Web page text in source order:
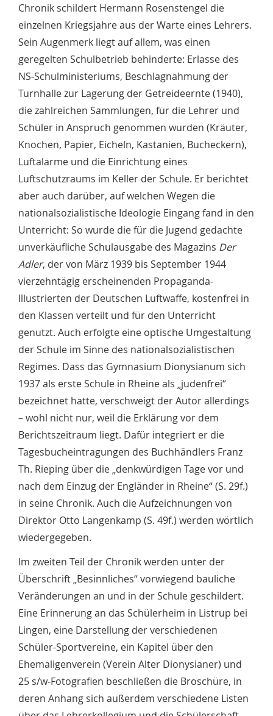
Chronik schildert Hermann Rosenstengel die
einzelnen Kriegsjahre aus der Warte eines Lehrers.
Sein Augenmerk liegt auf allem, was einen
geregelten Schulbetrieb behinderte: Erlasse des
NS-Schulministeriums, Beschlagnahmung der
Turnhalle zur Lagerung der Getreideernte (1940),
die zahlreichen Sammlungen, für die Lehrer und
Schüler in Anspruch genommen wurden (Kräuter,
Knochen, Papier, Eicheln, Kastanien, Bucheckern),
Luftalarme und die Einrichtung eines
Luftschutzraums im Keller der Schule. Er berichtet
aber auch darüber, auf welchen Wegen die
nationalsozialistische Ideologie Eingang fand in den
Unterricht: So wurde die für die Jugend gedachte
unverkäufliche Schulausgabe des Magazins Der
Adler, der von März 1939 bis September 1944
vierzehntägig erscheinenden Propaganda-
Illustrierten der Deutschen Luftwaffe, kostenfrei in
den Klassen verteilt und für den Unterricht
genutzt. Auch erfolgte eine optische Umgestaltung
der Schule im Sinne des nationalsozialistischen
Regimes. Dass das Gymnasium Dionysianum sich
1937 als erste Schule in Rheine als „judenfrei“
bezeichnet hatte, verschweigt der Autor allerdings
– wohl nicht nur, weil die Erklärung vor dem
Berichtszeitraum liegt. Dafür integriert er die
Tagesbucheintragungen des Buchhändlers Franz
Th. Rieping über die „denkwürdigen Tage vor und
nach dem Einzug der Engländer in Rheine“ (S. 29f.)
in seine Chronik. Auch die Aufzeichnungen von
Direktor Otto Langenkamp (S. 49f.) werden wörtlich
wiedergegeben.
Im zweiten Teil der Chronik werden unter der
Überschrift „Besinnliches“ vorwiegend bauliche
Veränderungen an und in der Schule geschildert.
Eine Erinnerung an das Schülerheim in Listrup bei
Lingen, eine Darstellung der verschiedenen
Schüler-Sportvereine, ein Kapitel über den
Ehemaligenverein (Verein Alter Dionysianer) und
25 s/w-Fotografien beschließen die Broschüre, in
deren Anhang sich außerdem verschiedene Listen